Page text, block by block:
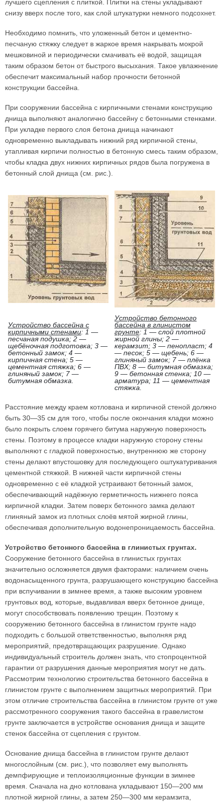
лучшего сцепления с плиткой. Плитки на стены укладывают
снизу вверх после того, как слой штукатурки немного подсохнет.
Необходимо помнить, что уложенный бетон и цементно-
песчаную стяжку следует в жаркое время накрывать мокрой
мешковиной и периодически смачивать её водой, защищая
таким образом бетон от быстрого высыхания. Такое увлажнение
обеспечит максимальный набор прочности бетонной
конструкции бассейна.
При сооружении бассейна с кирпичными стенами конструкцию
днища выполняют аналогично бассейну с бетонными стенками.
При укладке первого слоя бетона днища начинают
одновременно выкладывать нижний ряд кирпичной стены,
утапливая кирпичи полностью в бетонную смесь таким образом,
чтобы кладка двух нижних кирпичных рядов была погружена в
бетонный слой днища (см. рис.).
Устройство бассейна с
кирпичными стенами: 1 —
песчаная подушка; 2 —
щебёночная подготовка; 3 —
бетонный замок; 4 —
кирпичная стена; 5 —
цементная стяжка; 6 —
глиняный замок; 7 —
битумная обмазка.
Устройство бетонного
бассейна в глинистом
грунте: 1 — слой плотной
жирной глины; 2 —
керамзит; 3 — пенопласт; 4
— песок; 5 — щебень; 6 —
глиняный замок; 7 — плёнка
ПВХ; 8 — битумная обмазка;
9 — бетонная стенка; 10 —
арматура; 11 — цементная
стяжка.
Расстояние между краем котлована и кирпичной стеной должно
быть 30—35 см для того, чтобы после окончания кладки можно
было покрыть слоем горячего битума наружную поверхность
стены. Поэтому в процессе кладки наружную сторону стены
выполняют с гладкой поверхностью, внутреннюю же сторону
стены делают впустошовку для последующего оштукатуривания
цементной стяжкой. В нижней части кирпичной стены
одновременно с её кладкой устраивают бетонный замок,
обеспечивающий надёжную герметичность нижнего пояса
кирпичной кладки. Затем поверх бетонного замка делают
глиняный замок из плотных слоёв мятой жирной глины,
обеспечивая дополнительную водонепроницаемость бассейна.
Устройство бетонного бассейна в глинистых грунтах.
Сооружение бетонного бассейна в глинистых грунтах
значительно осложняется двумя факторами: наличием очень
водонасыщенного грунта, разрушающего конструкцию бассейна
при вспучивании в зимнее время, а также высоким уровнем
грунтовых вод, которые, выдавливая вверх бетонное днище,
могут способствовать появлению трещин. Поэтому к
сооружению бетонного бассейна в глинистом грунте надо
подходить с большой ответственностью, выполняя ряд
мероприятий, предотвращающих разрушение. Однако
индивидуальный строитель должен знать, что стопроцентной
гарантии от разрушения данные мероприятия могут не дать.
Рассмотрим технологию строительства бетонного бассейна в
глинистом грунте с выполнением защитных мероприятий. При
этом отличие строительства бассейна в глинистом грунте от уже
рассмотренного сооружения такого бассейна в гравелистом
грунте заключается в устройстве основания днища и защите
стенок бассейна от сцепления с грунтом.
Основание днища бассейна в глинистом грунте делают
многослойным (см. рис.), что позволяет ему выполнять
демпфирующие и теплоизоляционные функции в зимнее
время. Сначала на дно котлована укладывают 150—200 мм
плотной жирной глины, а затем 250—300 мм керамзита,